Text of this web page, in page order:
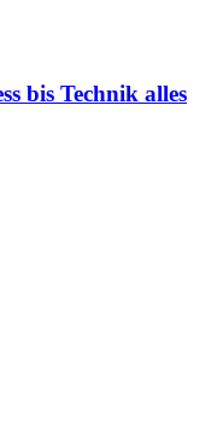
bis Technik alles